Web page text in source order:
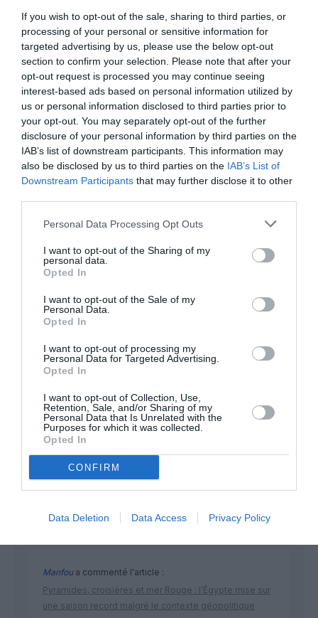
If you wish to opt-out of the sale, sharing to third parties, or
processing of your personal or sensitive information for
targeted advertising by us, please use the below opt-out
section to confirm your selection. Please note that after your
opt-out request is processed you may continue seeing
interest-based ads based on personal information utilized by
us or personal information disclosed to third parties prior to
your opt-out. You may separately opt-out of the further
disclosure of your personal information by third parties on the
IAB’s list of downstream participants. This information may
also be disclosed by us to third parties on the IAB’s List of
Downstream Participants that may further disclose it to other
Personal Data Processing Opt Outs
I want to opt-out of the Sharing of my
personal data.
Opted In
I want to opt-out of the Sale of my
Personal Data.
Opted In
I want to opt-out of processing my
Personal Data for Targeted Advertising.
Opted In
I want to opt-out of Collection, Use,
Retention, Sale, and/or Sharing of my
Personal Data that Is Unrelated with the
Purposes for which it was collected.
Opted In
CONFIRM
Data Deletion Data Access Privacy Policy
arrivée à Istanbul Sabiha GÖKCEN sur TEL AVIV, BEYROUT,
DUBAÏ et autres vols intérieur Turque!Voilà une Cie qui
avance et vol de partout en Europe et Asie … / …
RÉPONDRE
LAISSER UN COMMENTAIRE
FAIRE UN DON
Appel aux lecteurs !
Soutenez Air Journal participez
DERNIERS COMMENTAIRES
arrivées plus longues, des correspondances à risque
Manfoua commenté l'article :
Pyramides, croisières et mer Rouge : l’Égypte mise sur
une saison record malgré le contexte géopolitique